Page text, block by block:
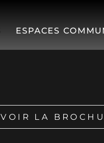
ESPACES
VOIR LA